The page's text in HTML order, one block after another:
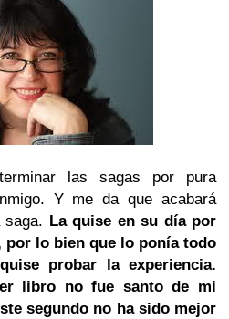
las sagas por pura
Y me da que acabará
La quise en su día por
por lo bien que lo ponía todo
probar la experiencia.
libro no fue santo de mi
segundo no ha sido mejor